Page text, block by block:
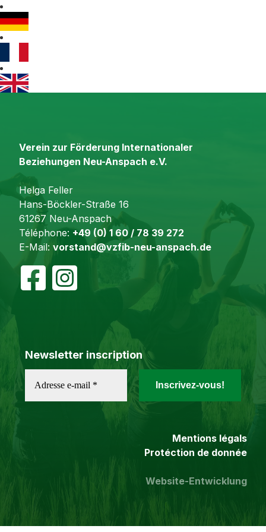
Verein zur Förderung Internationaler
Beziehungen Neu-Anspach e.V.
Helga Feller
Hans-Böckler-Straße 16
61267 Neu-Anspach
Téléphone: +49 (0) 1 60 / 78 39 272
E-Mail: vorstand@vzfib-neu-anspach.de
Newsletter inscription
Mentions légals
Protéction de donnée
Website-Entwicklung